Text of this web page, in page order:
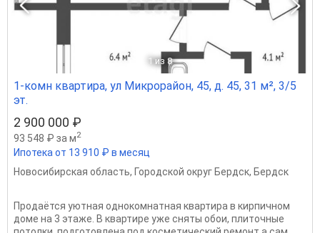
1 из 8
1-комн квартира, ул Микрорайон, 45, д. 45, 31 м², 3/5
эт.
2 900 000 ₽
93 548 ₽ за м2
Ипотека от 13 910 ₽ в месяц
Новосибирская область, Городской округ Бердск, Бердск
Продаётся уютная однокомнатная квартира в кирпичном
доме на 3 этаже. В квартире уже сняты обои, плиточные